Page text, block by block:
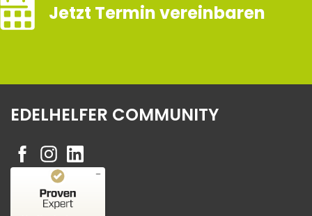
Jetzt Termin vereinbaren
EDELHELFER COMMUNITY
Kundenbewertungen und Erfahrungen zu